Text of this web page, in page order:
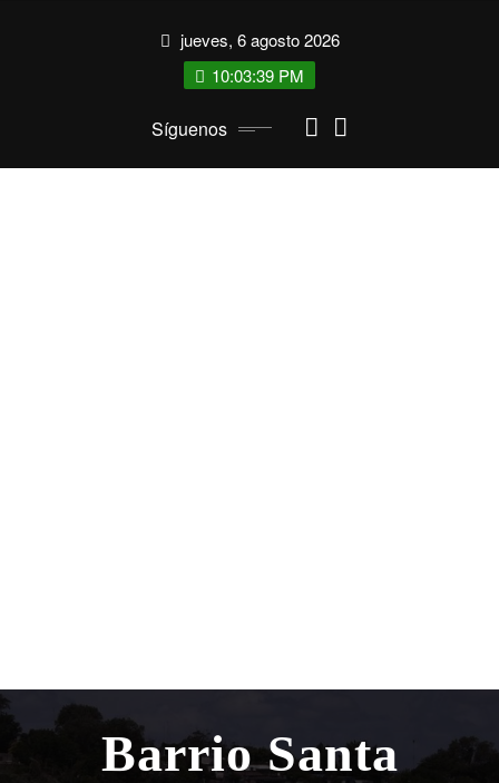
jueves, 6 agosto 2026
10:03:40 PM
Síguenos
Barrio Santa